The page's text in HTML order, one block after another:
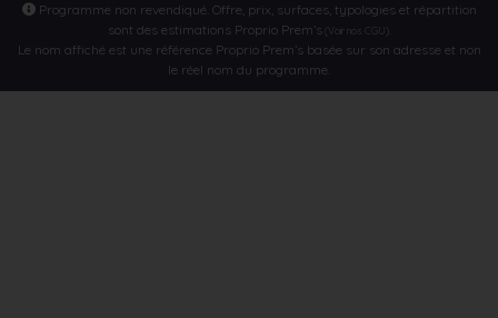
Programme non revendiqué. Offre, prix, surfaces, typologies et répartition
sont des estimations Proprio Prem’s(Voir nos CGU)
Le nom affiché est une référence Proprio Prem’s basée sur son adresse et non
le réel nom du programme.